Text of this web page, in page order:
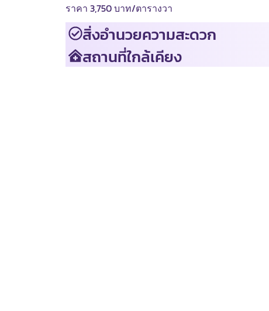
ราคา 3,750 บาท/ตารางวา
สิ่งอำนวยความสะดวก
สถานที่ใกล้เคียง